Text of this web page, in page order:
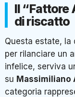
Il “Fattore
di riscatto
Questa estate, la
per rilanciare un
infelice, serviva
su Massimiliano
categoria